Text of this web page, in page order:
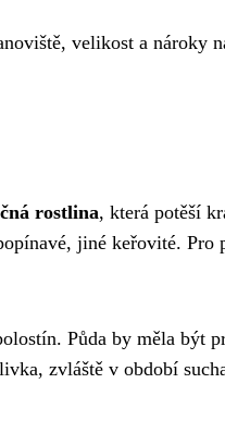
velikost a nároky
rostlina, která potěší
jiné keřovité. Pro
Půda by měla být
zvláště v období